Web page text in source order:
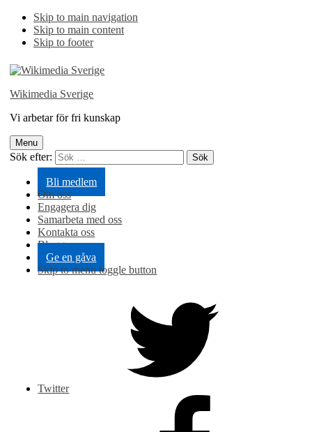
Skip to main navigation
Skip to main content
Skip to footer
Wikimedia Sverige
Vi arbetar för fri kunskap
Menu
Sök efter:
Bli medlem
Om oss
Engagera dig
Samarbeta med oss
Kontakta oss
Blogg
Ge en gåva
Skip to menu toggle button
Twitter